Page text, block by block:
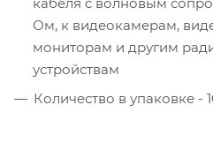
Ом, к видеокамерам,
мониторам и другим
устройствам
Количество в упаковке -